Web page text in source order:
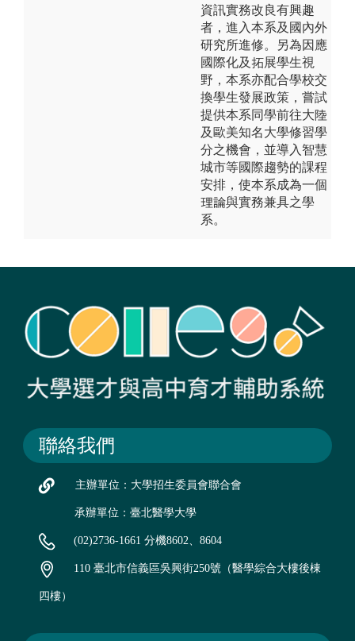
資訊實務改良有興趣
者，進入本系及國內外
研究所進修。另為因應
國際化及拓展學生視
野，本系亦配合學校交
換學生發展政策，嘗試
提供本系同學前往大陸
及歐美知名大學修習學
分之機會，並導入智慧
城市等國際趨勢的課程
安排，使本系成為一個
理論與實務兼具之學
系。
聯絡我們
主辦單位：大學招生委員會聯合會
承辦單位：臺北醫學大學
(02)2736-1661 分機8602、8604
110 臺北市信義區吳興街250號（醫學綜合大樓後棟
四樓）